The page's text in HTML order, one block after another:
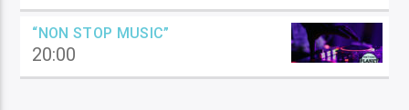
“NON STOP MUSIC”
20:00